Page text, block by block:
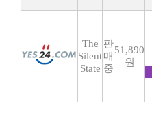
The
Silent
State
판
매
중
51,890
원